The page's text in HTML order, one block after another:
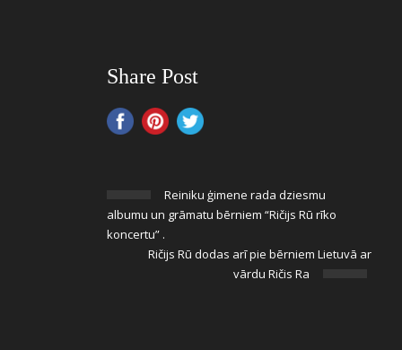
Share Post
Reiniku ģimene rada dziesmu
albumu un grāmatu bērniem “Ričijs Rū rīko
koncertu” .
Ričijs Rū dodas arī pie bērniem Lietuvā ar
vārdu Ričis Ra